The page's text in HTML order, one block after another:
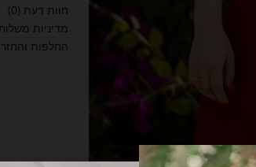
חוות דעת (0)
מדיניות
החלפות